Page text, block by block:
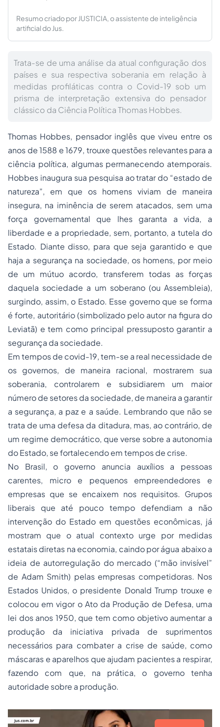
Resumo criado por JUSTICIA, o assistente de inteligência
artificial do Jus.
Trata-se de uma análise da atual configuração dos
países e sua respectiva soberania em relação à
medidas profiláticas contra o Covid-19 sob um
prisma de interpretação extensiva do pensador
clássico da Ciência Política Thomas Hobbes.
Thomas Hobbes, pensador inglês que viveu entre os
anos de 1588 e 1679, trouxe questões relevantes para a
ciência política, algumas permanecendo atemporais.
Hobbes inaugura sua pesquisa ao tratar do “estado de
natureza”, em que os homens viviam de maneira
insegura, na iminência de serem atacados, sem uma
força governamental que lhes garanta a vida, a
liberdade e a propriedade, sem, portanto, a tutela do
Estado. Diante disso, para que seja garantido e que
haja a segurança na sociedade, os homens, por meio
de um mútuo acordo, transferem todas as forças
daquela sociedade a um soberano (ou Assembleia),
surgindo, assim, o Estado. Esse governo que se forma
é forte, autoritário (simbolizado pelo autor na figura do
Leviatã) e tem como principal pressuposto garantir a
segurança da sociedade.
Em tempos de covid-19, tem-se a real necessidade de
os governos, de maneira racional, mostrarem sua
soberania, controlarem e subsidiarem um maior
número de setores da sociedade, de maneira a garantir
a segurança, a paz e a saúde. Lembrando que não se
trata de uma defesa da ditadura, mas, ao contrário, de
um regime democrático, que verse sobre a autonomia
do Estado, se fortalecendo em tempos de crise.
No Brasil, o governo anuncia auxílios a pessoas
carentes, micro e pequenos empreendedores e
empresas que se encaixem nos requisitos. Grupos
liberais que até pouco tempo defendiam a não
intervenção do Estado em questões econômicas, já
mostram que o atual contexto urge por medidas
estatais diretas na economia, caindo por água abaixo a
ideia de autorregulação do mercado (“mão invisível”
de Adam Smith) pelas empresas competidoras. Nos
Estados Unidos, o presidente Donald Trump trouxe e
colocou em vigor o Ato da Produção de Defesa, uma
lei dos anos 1950, que tem como objetivo aumentar a
produção da iniciativa privada de suprimentos
necessários para combater a crise de saúde, como
máscaras e aparelhos que ajudam pacientes a respirar,
fazendo com que, na prática, o governo tenha
autoridade sobre a produção.